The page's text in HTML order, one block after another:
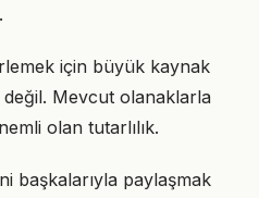
için büyük kaynak
değil. Mevcut olanaklarla
olan tutarlılık.
başkalarıyla paylaşmak